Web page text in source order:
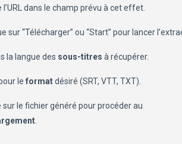
l’URL dans le champ prévu à cet effet.
sur “Télécharger” ou “Start” pour lancer
la langue des sous-titres à récupérer.
le formatdésiré (SRT, VTT, TXT).
sur le fichier généré pour procéder au